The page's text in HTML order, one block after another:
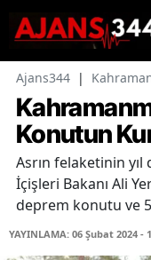
Ajans344 |
Konutun
Asrın felaketinin yıl
İçişleri Bakanı Ali
deprem konutu ve
YAYINLAMA: 06 Şubat 2024 -